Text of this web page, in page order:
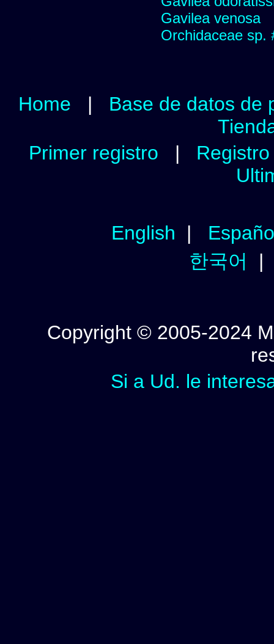
Gavilea venosa
Orchidaceae sp.
Home | Base de datos de
Primer registro |
English |
한국어
Copyright © 2005-2024
Si a Ud. le